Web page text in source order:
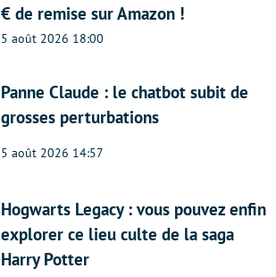
€ de remise sur Amazon !
5 août 2026 18:00
Panne Claude : le chatbot subit de
grosses perturbations
5 août 2026 14:57
Hogwarts Legacy : vous pouvez enfin
explorer ce lieu culte de la saga
Harry Potter